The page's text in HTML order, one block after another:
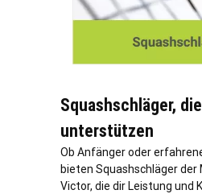
Squashschläger,
unterstützen
Ob Anfänger oder
bieten Squashschläger der
Victor, die dir Leistung und